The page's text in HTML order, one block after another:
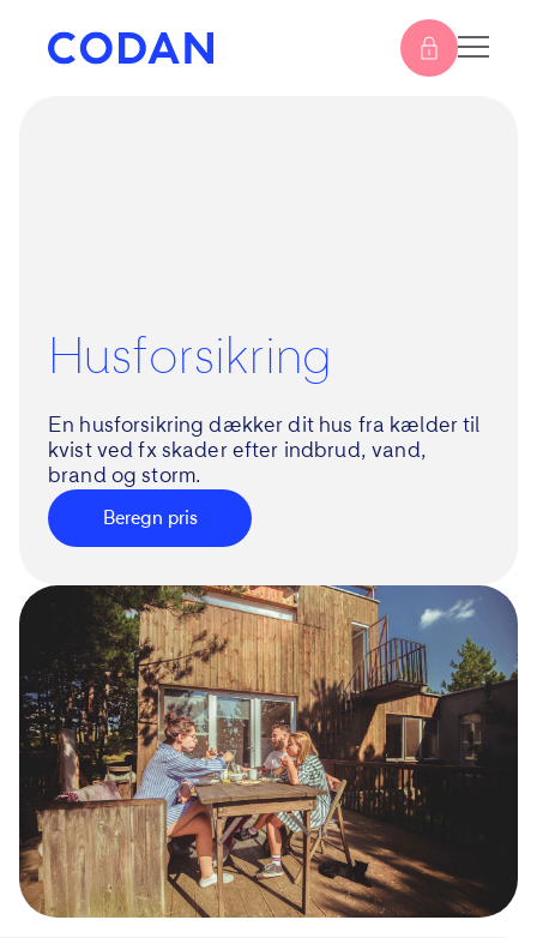
Husforsikring
En husforsikring dækker dit hus fra kælder til
kvist vedfx skader efter indbrud, vand,
brand og storm.
Beregn pris